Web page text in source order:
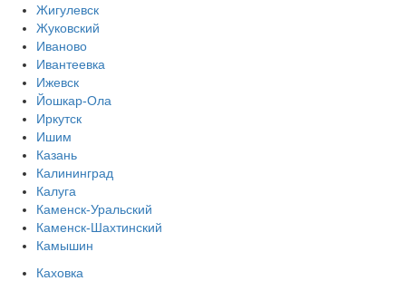
Жигулевск
Жуковский
Иваново
Ивантеевка
Ижевск
Йошкар-Ола
Иркутск
Ишим
Казань
Калининград
Калуга
Каменск-Уральский
Каменск-Шахтинский
Камышин
Каховка